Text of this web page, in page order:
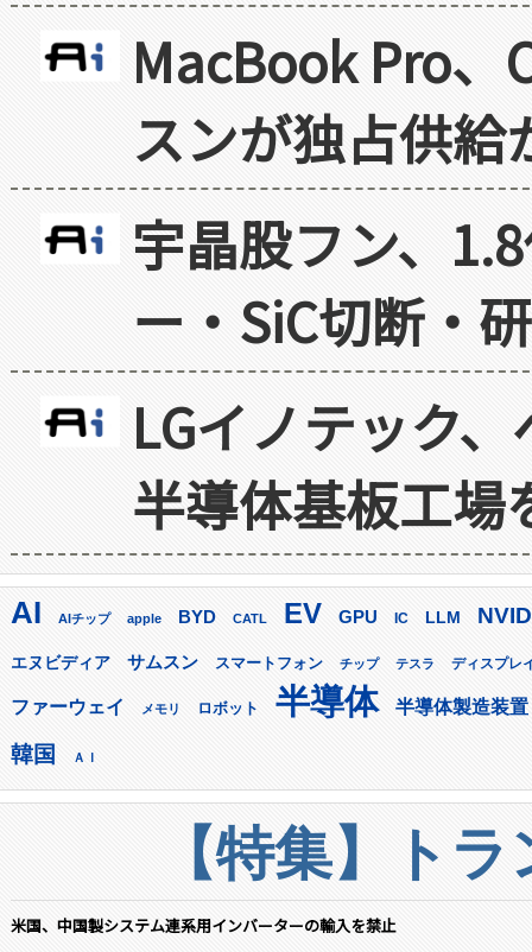
MacBook Pro
スンが独占供給
宇晶股フン、
ー・SiC切断・
LGイノテック
半導体基板工場
AI AIチップ apple BYD CATL EV GPU IC LLM
エヌビディア サムスン スマートフォン チップ テスラ ディスプレ
ファーウェイ メモリ ロボット 半導体 半導体製造装置
韓国 ＡＩ
【特集】ト
米国、中国製システム連系用インバーターの輸入を禁止